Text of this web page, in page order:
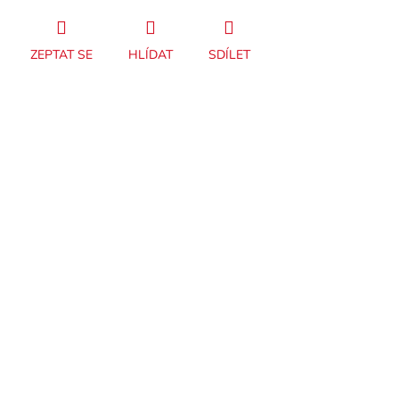
ZEPTAT SE HLÍDAT SDÍLET